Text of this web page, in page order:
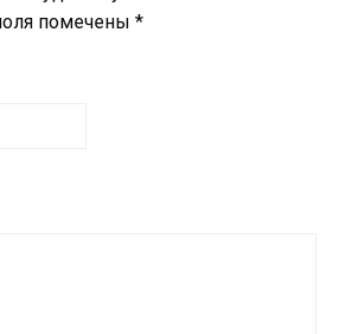
помечены *